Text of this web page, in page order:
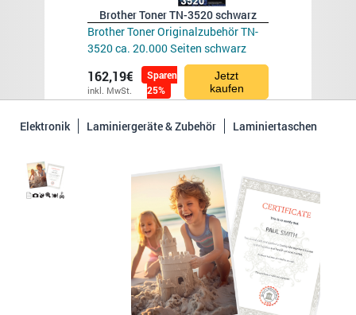
Brother Toner TN-3520 schwarz
Brother Toner Originalzubehör TN-
3520 ca. 20.000 Seiten schwarz
162,19€
inkl. MwSt.
Sparen
25%
Jetzt
kaufen
Elektronik Laminiergeräte & Zubehör Laminiertaschen